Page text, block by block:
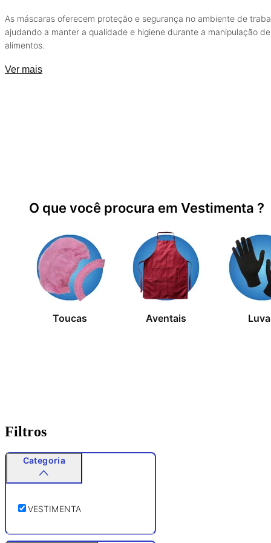
As máscaras oferecem proteção e segurança no ambiente de
ajudando a manter a qualidade e higiene durante a manipulação de
alimentos.
Ver mais
O que você procura em Vestimenta ?
Toucas Aventais
Filtros
Categoria
VESTIMENTA